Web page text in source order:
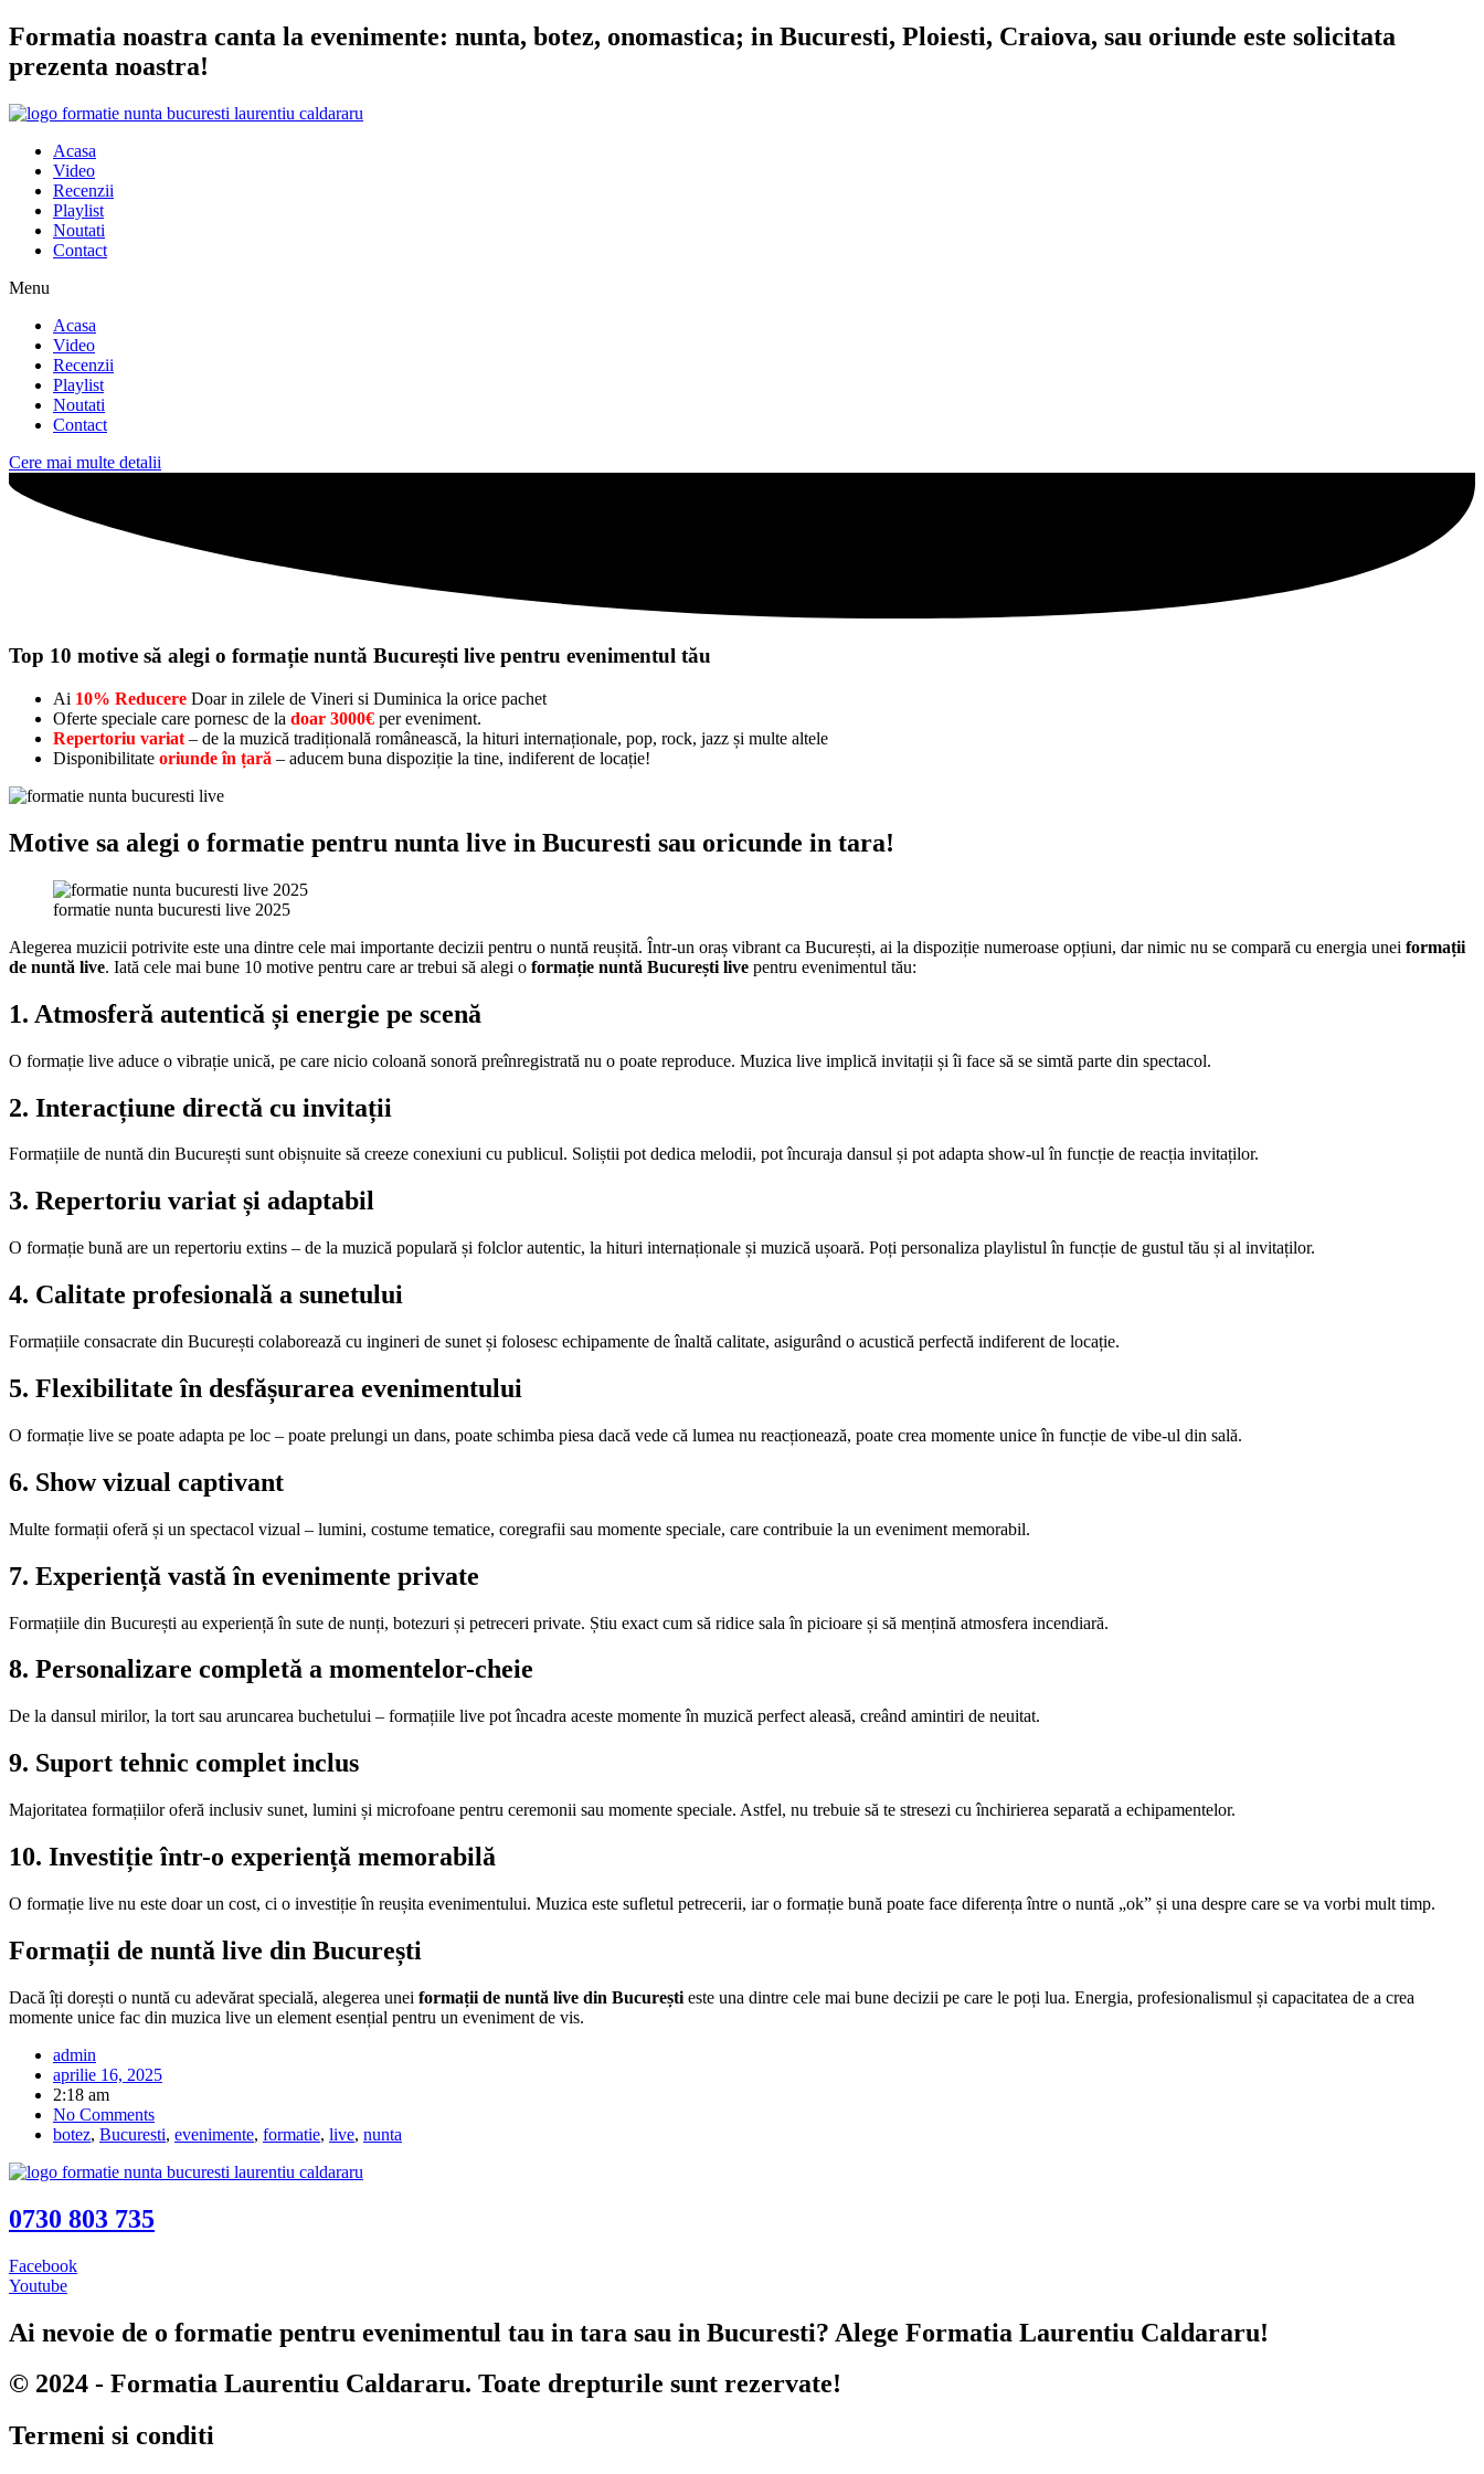
Sari
la
conținut
Formatia noastra canta la evenimente: nunta, botez, onomastica; in Bucuresti, Ploiesti, Craiova, sau oriunde este solicitata
prezenta noastra!
Acasa
Video
Recenzii
Playlist
Noutati
Contact
Menu
Acasa
Video
Recenzii
Playlist
Noutati
Contact
Cere mai multe detalii
Top 10 motive să alegi o formație nuntă București live pentru evenimentul tău
Ai 10% Reducere Doar in zilele de Vineri si Duminica la orice pachet
Oferte speciale care pornesc de la doar 3000€ per eveniment.
Repertoriu variat – de la muzică tradițională românească, la hituri internaționale, pop, rock, jazz și multe altele
Disponibilitate oriunde în țară – aducem buna dispoziție la tine, indiferent de locație!
Motive sa alegi o formatie pentru nunta live in Bucuresti sau oricunde in tara!
formatie nunta bucuresti live 2025
Alegerea muzicii potrivite este una dintre cele mai importante decizii pentru o nuntă reușită. Într-un oraș vibrant ca București, ai la dispoziție numeroase opțiuni, dar nimic nu se compară cu energia unei formații
de nuntă live. Iată cele mai bune 10 motive pentru care ar trebui să alegi o formație nuntă București live pentru evenimentul tău:
1. Atmosferă autentică și energie pe scenă
O formație live aduce o vibrație unică, pe care nicio coloană sonoră preînregistrată nu o poate reproduce. Muzica live implică invitații și îi face să se simtă parte din spectacol.
2. Interacțiune directă cu invitații
Formațiile de nuntă din București sunt obișnuite să creeze conexiuni cu publicul. Soliștii pot dedica melodii, pot încuraja dansul și pot adapta show-ul în funcție de reacția invitaților.
3. Repertoriu variat și adaptabil
O formație bună are un repertoriu extins – de la muzică populară și folclor autentic, la hituri internaționale și muzică ușoară. Poți personaliza playlistul în funcție de gustul tău și al invitaților.
4. Calitate profesională a sunetului
Formațiile consacrate din București colaborează cu ingineri de sunet și folosesc echipamente de înaltă calitate, asigurând o acustică perfectă indiferent de locație.
5. Flexibilitate în desfășurarea evenimentului
O formație live se poate adapta pe loc – poate prelungi un dans, poate schimba piesa dacă vede că lumea nu reacționează, poate crea momente unice în funcție de vibe-ul din sală.
6. Show vizual captivant
Multe formații oferă și un spectacol vizual – lumini, costume tematice, coregrafii sau momente speciale, care contribuie la un eveniment memorabil.
7. Experiență vastă în evenimente private
Formațiile din București au experiență în sute de nunți, botezuri și petreceri private. Știu exact cum să ridice sala în picioare și să mențină atmosfera incendiară.
8. Personalizare completă a momentelor-cheie
De la dansul mirilor, la tort sau aruncarea buchetului – formațiile live pot încadra aceste momente în muzică perfect aleasă, creând amintiri de neuitat.
9. Suport tehnic complet inclus
Majoritatea formațiilor oferă inclusiv sunet, lumini și microfoane pentru ceremonii sau momente speciale. Astfel, nu trebuie să te stresezi cu închirierea separată a echipamentelor.
10. Investiție într-o experiență memorabilă
O formație live nu este doar un cost, ci o investiție în reușita evenimentului. Muzica este sufletul petrecerii, iar o formație bună poate face diferența între o nuntă „ok” și una despre care se va vorbi mult timp.
Formații de nuntă live din București
Dacă îți dorești o nuntă cu adevărat specială, alegerea unei formații de nuntă live din București este una dintre cele mai bune decizii pe care le poți lua. Energia, profesionalismul și capacitatea de a crea
momente unice fac din muzica live un element esențial pentru un eveniment de vis.
admin
aprilie 16, 2025
2:18 am
No Comments
botez, Bucuresti, evenimente, formatie, live, nunta
0730 803 735
Facebook
Youtube
Ai nevoie de o formatie pentru evenimentul tau in tara sau in Bucuresti? Alege Formatia Laurentiu Caldararu!
© 2024 - Formatia Laurentiu Caldararu. Toate drepturile sunt rezervate!
Termeni si conditi